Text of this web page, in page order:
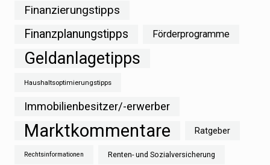
Finanzierungstipps
Finanzplanungstipps
Förderprogramme
Geldanlagetipps
Haushaltsoptimierungstipps
Immobilienbesitzer/-erwerber
Marktkommentare Ratgeber
Rechtsinformationen Renten- und Sozialversicherung